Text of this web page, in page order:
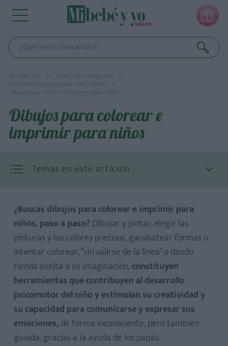

Mi bebé y yo
Niños más inteligentes
Actividades y juegos para niños y bebés
Dibujos para colorear e imprimir para niños
Dibujos para colorear e
imprimir para niños
Temas en este artículo
¿Buscas dibujos para colorear e imprimir para
niños, paso a paso? Dibujar y pintar, elegir las
pinturas y los colores precisos, garabatear formas o
intentar colorear, “sin salirse de la línea” o dando
rienda suelta a su imaginación,constituyen
herramientas que contribuyen al desarrollo
psicomotor del niño y estimulan su creatividad y
su capacidad para comunicarse y expresar sus
emociones,de forma inconsciente, pero también
guiada, gracias a la ayuda de los papás.